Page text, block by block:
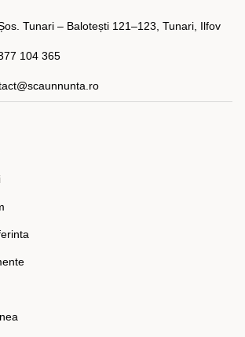
Tunari – Balotești 121–123, Tunari, Ilfov
104 365